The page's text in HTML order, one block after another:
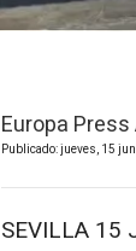
Europa
Publicado: jueves, 15
SEVILLA 15